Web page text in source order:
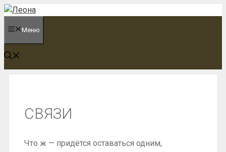
Перейти
содержимому
Меню
СВЯЗИ
Что ж — придётся оставаться одним,